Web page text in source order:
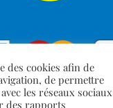
des cookies afin de
de permettre
les réseaux sociaux
des rapports